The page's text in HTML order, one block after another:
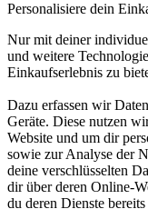
Personalisiere dein
Nur mit deiner
und weitere
Einkaufserlebnis zu
Dazu erfassen wir
Geräte. Diese nutzen
Website und um dir
sowie zur Analyse der
deine verschlüsselten
dir über deren Online-
du deren Dienste